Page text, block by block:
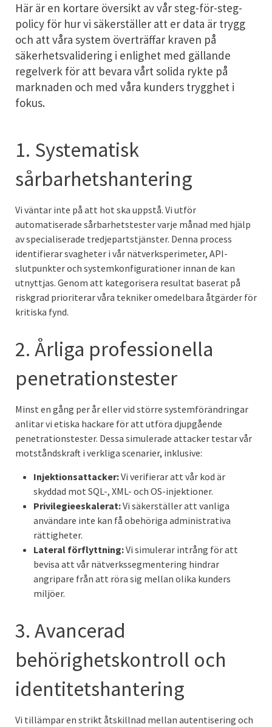
Här är en kortare översikt av vår steg-för-steg-
policy för hur vi säkerställer att er data är trygg
och att våra system överträffar kraven på
säkerhetsvalidering i enlighet med gällande
regelverk för att bevara vårt solida rykte på
marknaden och med våra kunders trygghet i
fokus.
1. Systematisk
sårbarhetshantering
Vi väntar inte på att hot ska uppstå. Vi utför
automatiserade sårbarhetstester varje månad med hjälp
av specialiserade tredjepartstjänster. Denna process
identifierar svagheter i vår nätverksperimeter, API-
slutpunkter och systemkonfigurationer innan de kan
utnyttjas. Genom att kategorisera resultat baserat på
riskgrad prioriterar våra tekniker omedelbara åtgärder för
kritiska fynd.
2. Årliga professionella
penetrationstester
Minst en gång per år eller vid större systemförändringar
anlitar vi etiska hackare för att utföra djupgående
penetrationstester. Dessa simulerade attacker testar vår
motståndskraft i verkliga scenarier, inklusive:
Injektionsattacker:Vi verifierar att vår kod är
skyddad mot SQL-, XML- och OS-injektioner.
Privilegieeskalerat:Vi säkerställer att vanliga
användare inte kan få obehöriga administrativa
rättigheter.
Lateral förflyttning:Vi simulerar intrång för att
bevisa att vår nätverkssegmentering hindrar
angripare från att röra sig mellan olika kunders
miljöer.
3. Avancerad
behörighetskontroll och
identitetshantering
Vi tillämpar en strikt åtskillnad mellan autentisering och